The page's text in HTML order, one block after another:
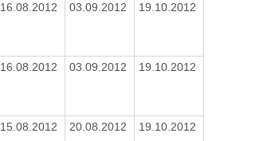
16.08.2012 03.09.2012 19.10.2012
16.08.2012 03.09.2012 19.10.2012
15.08.2012 20.08.2012 19.10.2012